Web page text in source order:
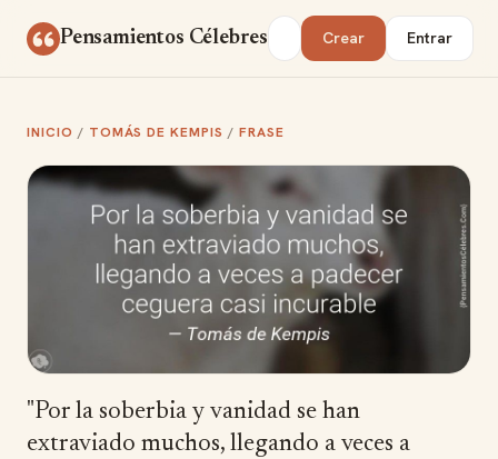
Pensamientos Célebres Buscar Crear Entrar
INICIO / TOMÁS DE KEMPIS / FRASE
"Por la soberbia y vanidad se han
extraviado muchos, llegando a veces a